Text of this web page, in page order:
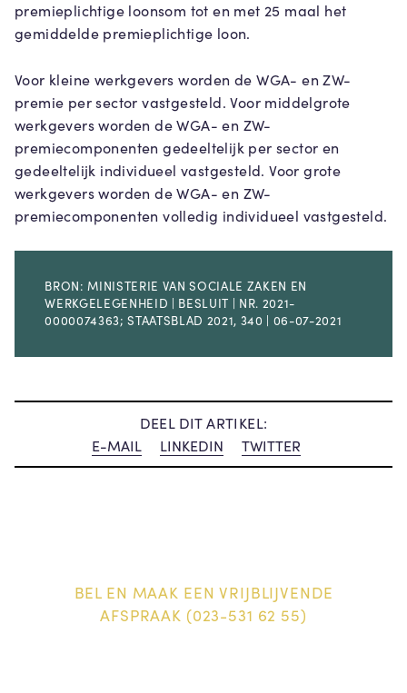
premieplichtige loonsom tot en met 25 maal het
gemiddelde premieplichtige loon.
Voor kleine werkgevers worden de WGA- en ZW-
premie per sector vastgesteld. Voor middelgrote
werkgevers worden de WGA- en ZW-
premiecomponenten gedeeltelijk per sector en
gedeeltelijk individueel vastgesteld. Voor grote
werkgevers worden de WGA- en ZW-
premiecomponenten volledig individueel vastgesteld.
BRON: MINISTERIE VAN SOCIALE ZAKEN EN
WERKGELEGENHEID | BESLUIT | NR. 2021-
0000074363; STAATSBLAD 2021, 340 | 06-07-2021
DEEL DIT ARTIKEL:
E-MAIL
LINKEDIN TWITTER
BEL EN MAAK EEN VRIJBLIJVENDE
AFSPRAAK (023-531 62 55)